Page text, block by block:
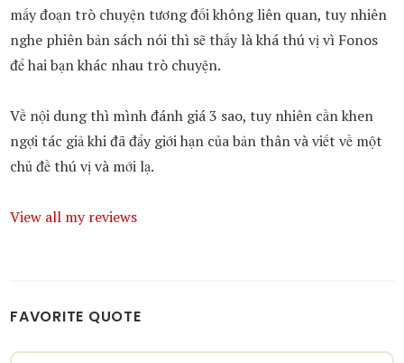
mấy đoạn trò chuyện tương đối không liên quan, tuy nhiên
nghe phiên bản sách nói thì sẽ thấy là khá thú vị vì Fonos
để hai bạn khác nhau trò chuyện.
Về nội dung thì mình đánh giá 3 sao, tuy nhiên cần khen
ngợi tác giả khi đã đẩy giới hạn của bản thân và viết về một
chủ đề thú vị và mới lạ.
View all my reviews
FAVORITE QUOTE